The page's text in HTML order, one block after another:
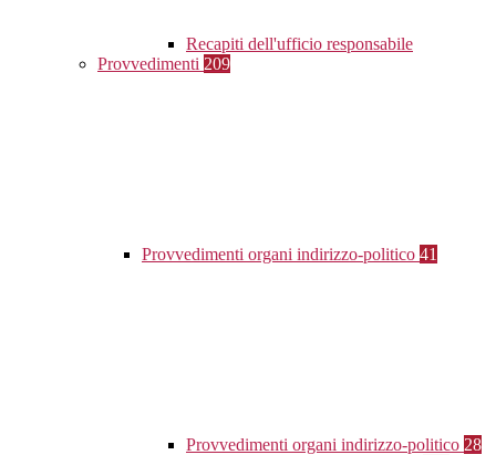
Recapiti dell'ufficio responsabile
Provvedimenti 209
Provvedimenti organi indirizzo-politico 41
Provvedimenti organi indirizzo-politico 28